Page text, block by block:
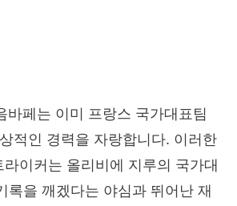
바페는 이미 프랑스 국가대표팀
적인 경력을 자랑합니다. 이러한
이커는 올리비에 지루의 국가대
록을 깨겠다는 야심과 뛰어난 재